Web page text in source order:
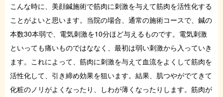
こんな時に、美顔鍼施術で筋肉に刺激を与えて筋肉を活性化する
ことがよいと思います。当院の場合、通常の施術コースで、鍼の
本数30本弱で、電気刺激を10分ほど与えるものです。電気刺激
といっても痛いものではななく、最初は弱い刺激から入っていき
ます。これによって、筋肉に刺激を与えて血流をよくして筋肉を
活性化して、引き締め効果を狙います。結果、肌つやがでてきて
化粧のノリがよくなったり、しわが薄くなったりします。筋肉が